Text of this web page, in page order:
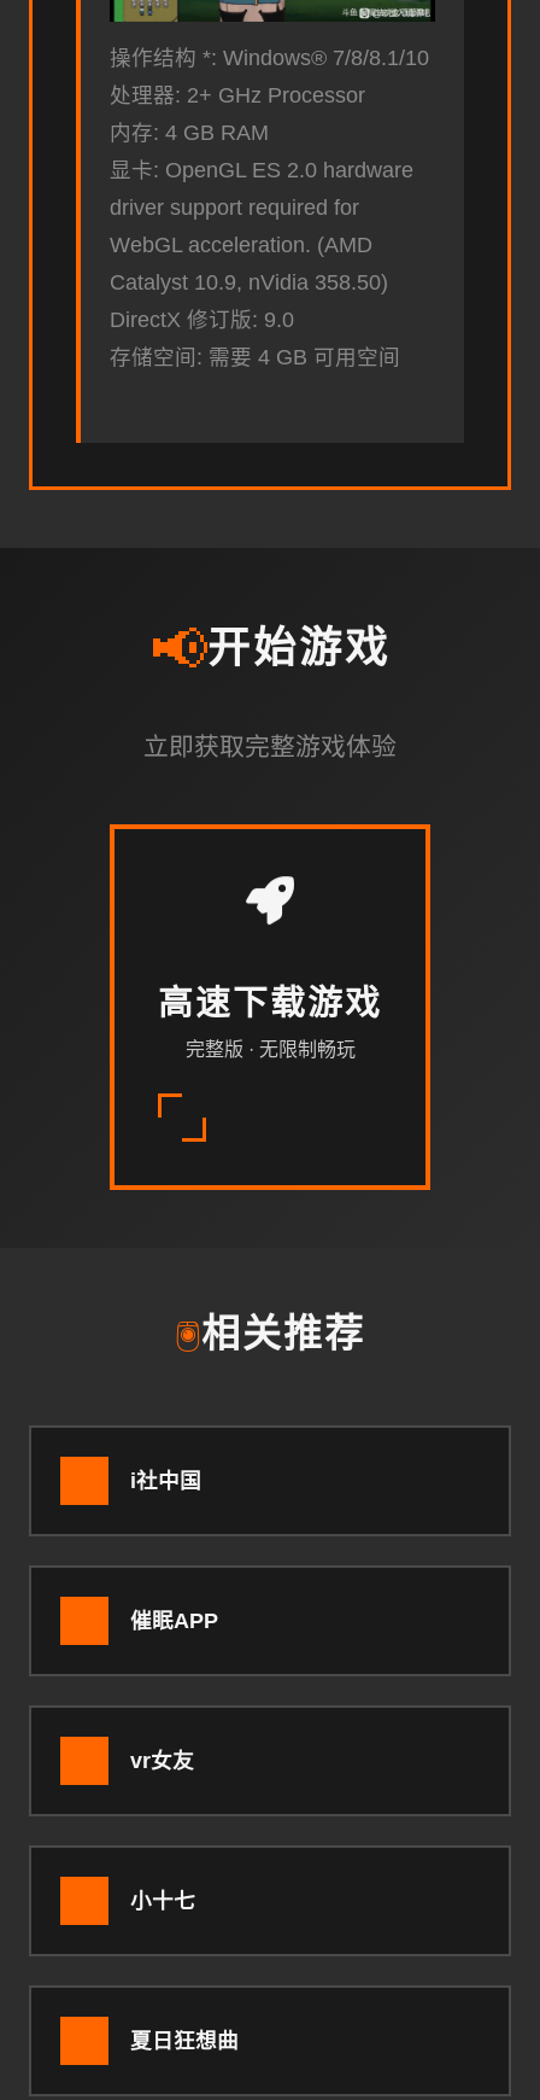
操作结构 *: Windows® 7/8/8.1/10
处理器: 2+ GHz Processor
内存: 4 GB RAM
显卡: OpenGL ES 2.0 hardware
driver support required for
WebGL acceleration. (AMD
Catalyst 10.9, nVidia 358.50)
DirectX 修订版: 9.0
存储空间: 需要 4 GB 可用空间
📢开始游戏
立即获取完整游戏体验
高速下载游戏
完整版 · 无限制畅玩
🖲️相关推荐
i社中国
催眠APP
vr女友
小十七
夏日狂想曲